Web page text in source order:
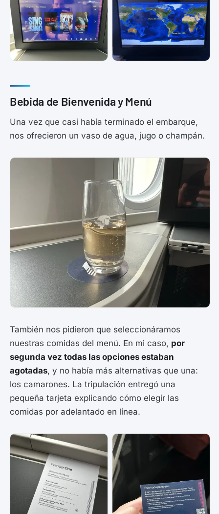
Bebida de Bienvenida y Menú
Una vez que casi había terminado el embarque,
nos ofrecieron un vaso de agua, jugo o champán.
También nos pidieron que seleccionáramos
nuestras comidas del menú. En mi caso, por
segunda vez todas las opciones estaban
agotadas, y no había más alternativas que una:
los camarones. La tripulación entregó una
pequeña tarjeta explicando cómo elegir las
comidas por adelantado en línea.